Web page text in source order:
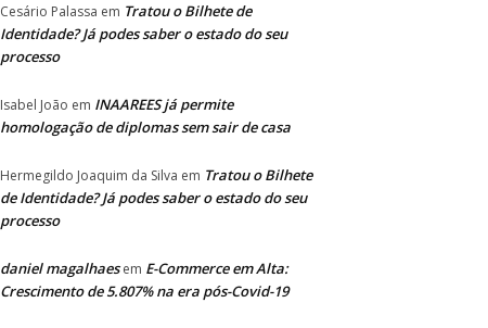
Cesário Palassa em Tratou o Bilhete de
Identidade? Já podes saber o estado do seu
processo
Isabel João em INAAREES já permite
homologação de diplomas sem sair de casa
Hermegildo Joaquim da Silva em Tratou o Bilhete
de Identidade? Já podes saber o estado do seu
processo
daniel magalhaesem E-Commerce em Alta:
Crescimento de 5.807% na era pós-Covid-19